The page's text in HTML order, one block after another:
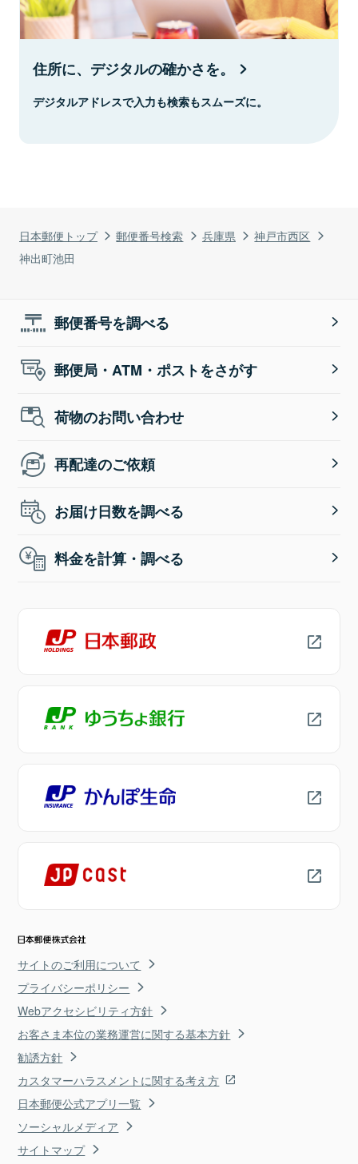
日本郵便トップ 郵便番号検索 兵庫県
神戸市西区
神出町池田
住所に、デジタルの確かさを。
デジタルアドレスで入力も検索もスムーズに。
郵便番号を調べる
郵便局・ATM・ポストをさがす
荷物のお問い合わせ
再配達のご依頼
お届け日数を調べる
料金を計算・調べる
サイトのご利用について
プライバシーポリシー
Webアクセシビリティ方針
お客さま本位の業務運営に関する基本方針
勧誘方針
カスタマーハラスメントに関する考え方
日本郵便公式アプリ一覧
ソーシャルメディア
サイトマップ